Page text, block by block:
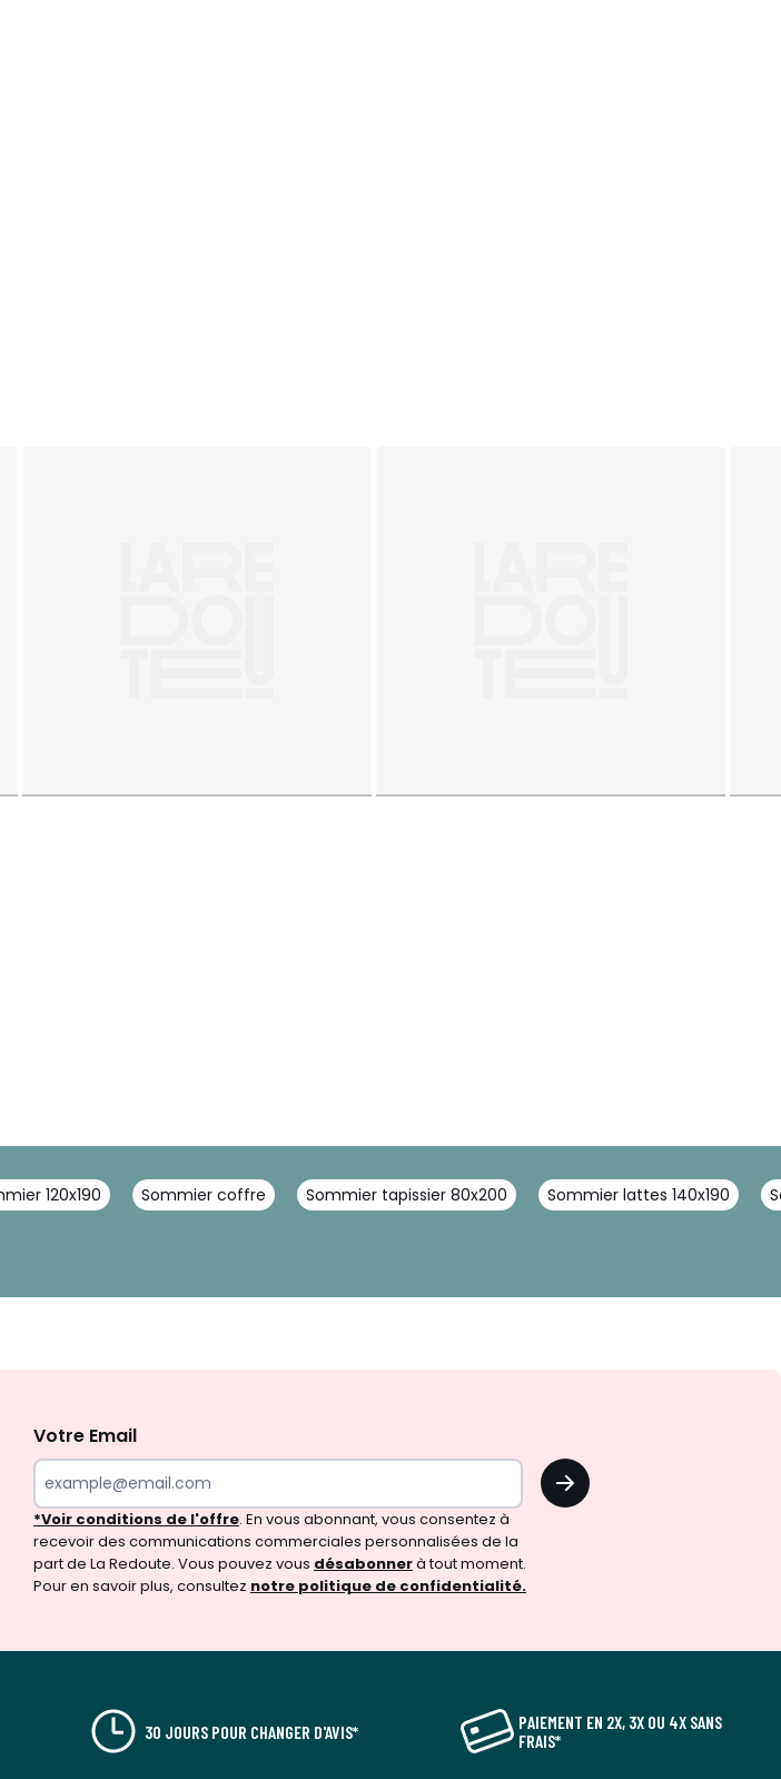
120x190 Sommier coffre Sommier tapissier 80x200 Sommier lattes 140x190
Votre Email
OK
*Voir conditions de l'offre. En vous abonnant, vous consentez à
recevoir des communications commerciales personnalisées de la
part de La Redoute. Vous pouvez vous désabonnerà tout moment.
Pour en savoir plus, consultez notre politique de confidentialité.
30 JOURS POUR CHANGER D'AVIS*
PAIEMENT EN 2X, 3X OU 4X SANS
FRAIS*